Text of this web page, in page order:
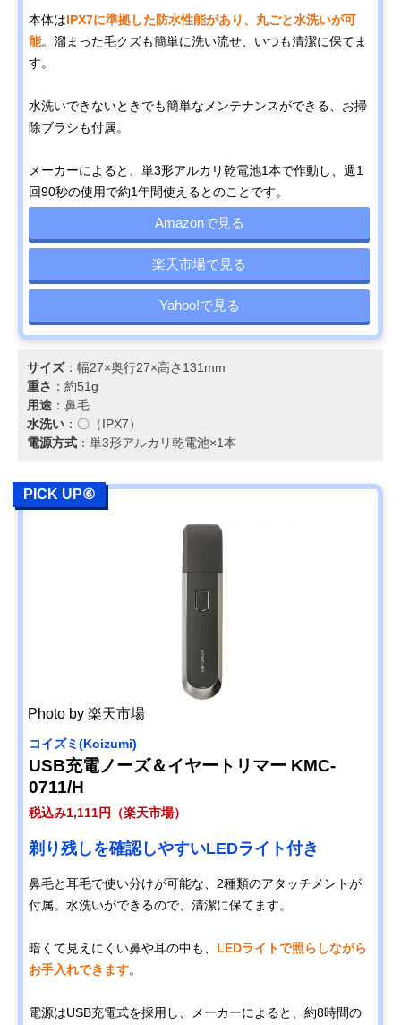
本体はIPX7に準拠した防水性能があり、丸ごと水洗いが可
能。溜まった毛クズも簡単に洗い流せ、いつも清潔に保てま
す。
水洗いできないときでも簡単なメンテナンスができる、お掃
除ブラシも付属。
メーカーによると、単3形アルカリ乾電池1本で作動し、週1
回90秒の使用で約1年間使えるとのことです。
Amazonで見る
楽天市場で見る
Yahoo!で見る
サイズ：幅27×奥行27×高さ131mm
重さ ：約51g
用途 ：鼻毛
水洗い ：〇（IPX7）
電源方式 ：単3形アルカリ乾電池×1本
PICK UP⑥
Photo by 楽天市場
コイズミ(Koizumi)
USB充電ノーズ＆イヤートリマー KMC-
0711/H
税込み1,111円（楽天市場）
剃り残しを確認しやすいLEDライト付き
鼻毛と耳毛で使い分けが可能な、2種類のアタッチメントが
付属。水洗いができるので、清潔に保てます。
暗くて見えにくい鼻や耳の中も、 LEDライトで照らしながら
お手入れできます。
電源はUSB充電式を採用し、メーカーによると、約8時間の